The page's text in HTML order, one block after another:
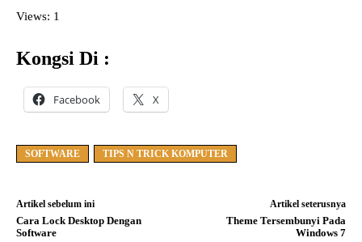
Views: 1
Kongsi Di :
Facebook X
SOFTWARE TIPS N TRICK KOMPUTER
Artikel sebelum ini
Cara Lock Desktop Dengan
Software
Artikel seterusnya
Theme Tersembunyi Pada
Windows 7